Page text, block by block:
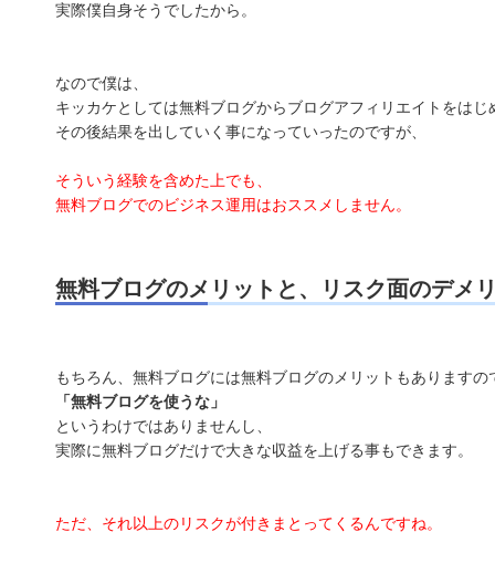
実際僕自身そうでしたから。
なので僕は、
キッカケとしては無料ブログからブログアフィリエイトをはじ
その後結果を出していく事になっていったのですが、
そういう経験を含めた上でも、
無料ブログでのビジネス運用はおススメしません。
無料ブログのメリットと、リスク面のデメ
もちろん、無料ブログには無料ブログのメリットもありますの
「無料ブログを使うな」
というわけではありませんし、
実際に無料ブログだけで大きな収益を上げる事もできます。
ただ、それ以上のリスクが付きまとってくるんですね。